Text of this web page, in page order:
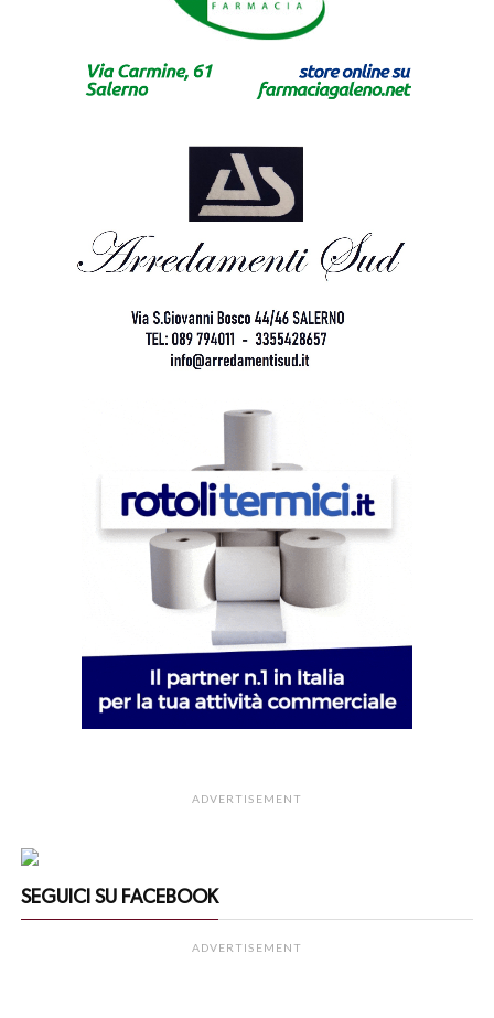
ADVERTISEMENT
SEGUICI SU FACEBOOK
ADVERTISEMENT